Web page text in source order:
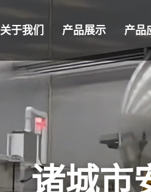
关于我们 产品展示 产品
诸城市